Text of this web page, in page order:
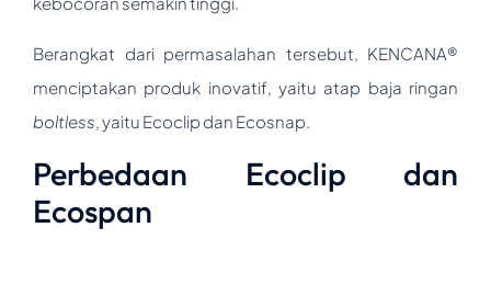
Berangkat dari permasalahan tersebut, KENCANA®
menciptakan produk inovatif, yaitu atap baja ringan
boltless, yaitu Ecoclip dan Ecosnap.
Perbedaan Ecoclip dan
Ecospan